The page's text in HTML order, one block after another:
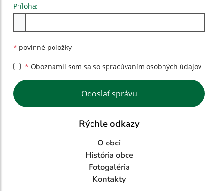
Príloha:
* povinné položky
* Oboznámil som sa so spracúvaním osobných údajov
Google reCaptcha Response
Odoslať správu
Rýchle odkazy
O obci
História obce
Fotogaléria
Kontakty